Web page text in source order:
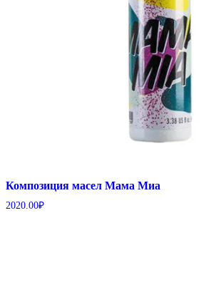
Композиция масел Мама Миа
2020.00₽